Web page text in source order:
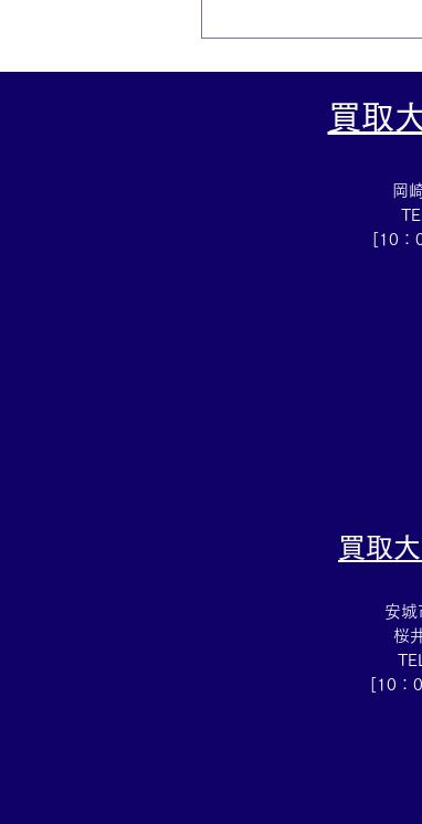
買取
岡
[10
買取
安
桜
[10：